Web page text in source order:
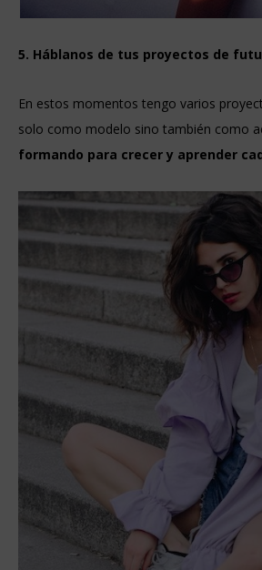
5. Háblanos de tus proyectos de
En estos momentos tengo varios
solo como modelo sino también como
formando para crecer y aprender